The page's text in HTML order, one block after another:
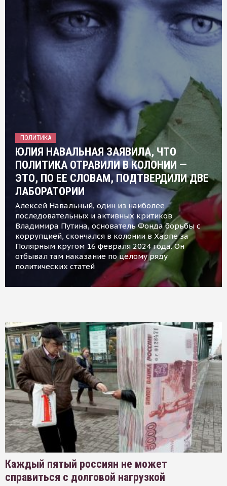
ПОЛИТИКА
ЮЛИЯ НАВАЛЬНАЯ ЗАЯВИЛА, ЧТО
ПОЛИТИКА ОТРАВИЛИ В КОЛОНИИ —
ЭТО, ПО ЕЕ СЛОВАМ, ПОДТВЕРДИЛИ ДВЕ
ЛАБОРАТОРИИ
Алексей Навальный, один из наиболее
последовательных и активных критиков
Владимира Путина, основатель Фонда борьбы с
коррупцией, скончался в колонии в Харпе за
Полярным кругом 16 февраля 2024 года. Он
отбывал там наказание по целому ряду
политических статей
Каждый пятый россиян не может
справиться с долговой нагрузкой